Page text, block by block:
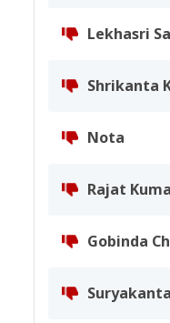
Lekhasri
Shrikanta
Nota
Rajat
Gobinda